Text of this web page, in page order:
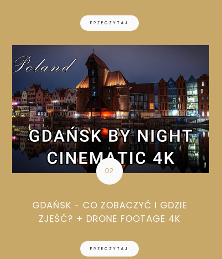
PRZECZYTAJ
GDAŃSK - CO ZOBACZYĆ I GDZIE
ZJEŚĆ? + DRONE FOOTAGE 4K
PRZECZYTAJ